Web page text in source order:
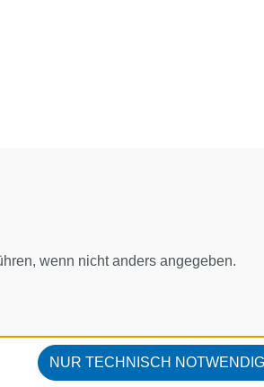
wenn nicht anders angegeben.
NUR TECHNISCH